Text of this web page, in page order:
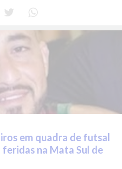
em quadra de futsal
na Mata Sul de